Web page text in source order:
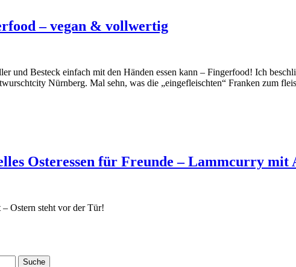
– vegan & vollwertig
und Besteck einfach mit den Händen essen kann – Fingerfood! Ich
Nürnberg. Mal sehn, was die „eingefleischten“ Franken zum
Osteressen für Freunde – Lammcurry
– Ostern steht vor der Tür!